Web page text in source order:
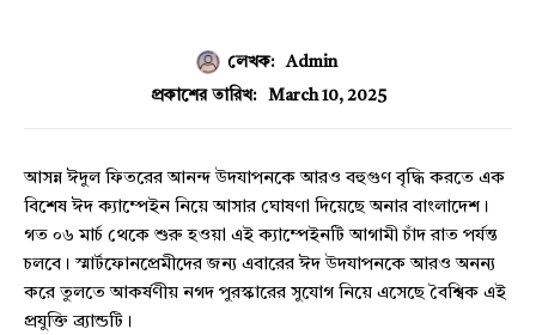
লেখক:
Admin
প্রকাশের তারিখ:
March 10, 2025
আসন্ন ঈদুল ফিতরের আনন্দ উদযাপনকে আরও বহুগুণ বৃদ্ধি করতে এক
বিশেষ ঈদ ক্যাম্পেইন নিয়ে আসার ঘোষণা দিয়েছে অনার বাংলাদেশ।
গত ০৬ মার্চ থেকে শুরু হওয়া এই ক্যাম্পেইনটি আগামী চাঁদ রাত পর্যন্ত
চলবে। স্মার্টফোনপ্রেমীদের জন্য এবারের ঈদ উদযাপনকে আরও অনন্য
করে তুলতে আকর্ষণীয় নগদ পুরস্কারের সুযোগ নিয়ে এসেছে বৈশ্বিক এই
প্রযুক্তি ব্র্যান্ডটি।